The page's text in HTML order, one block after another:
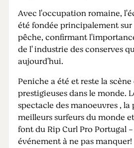
Avec l'occupation romaine,
été fondée principalement
pêche, confirmant
de l' industrie des conserves
aujourd'hui.
Peniche a été et reste la
prestigieuses dans le monde.
spectacle des manoeuvres , la
meilleurs surfeurs du monde
font du Rip Curl Pro Portugal
événement à ne pas manquer!